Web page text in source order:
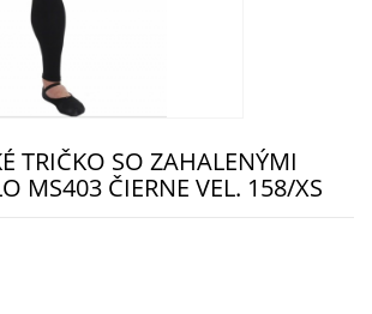
TRIČKO SO ZAHALENÝMI
MS403 ČIERNE VEL. 158/XS